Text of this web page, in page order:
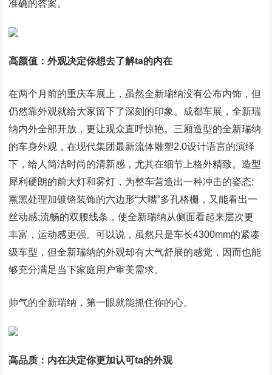
准确的答案。
高颜值：外观决定你想去了解ta的内在
在两个月前的重庆车展上，虽然全新瑞纳没有公布内饰，但
仍然靠外观就给大家留下了深刻的印象。成都车展，全新瑞
纳内外全部开放，更让观众直呼惊艳。三厢造型的全新瑞纳
的车身外观，在现代集团最新流体雕塑2.0设计语言的演绎
下，给人简洁时尚的清新感，尤其在细节上格外精致。造型
犀利硬朗的前大灯和雾灯，为整车营造出一种冲击的姿态;
熏黑处理加镀铬装饰的六边形“大嘴”多孔格栅，又能看出一
丝动感;流畅的双腰线条，使全新瑞纳从侧面看起来层次更
丰富，运动感更强。可以说，虽然只是车长4300mm的紧凑
级车型，但全新瑞纳的外观却有大气舒展的感觉，因而也能
够充分满足当下家庭用户审美需求。
帅气的全新瑞纳，第一眼就能抓住你的心。
高品质：内在决定你更加认可ta的外观